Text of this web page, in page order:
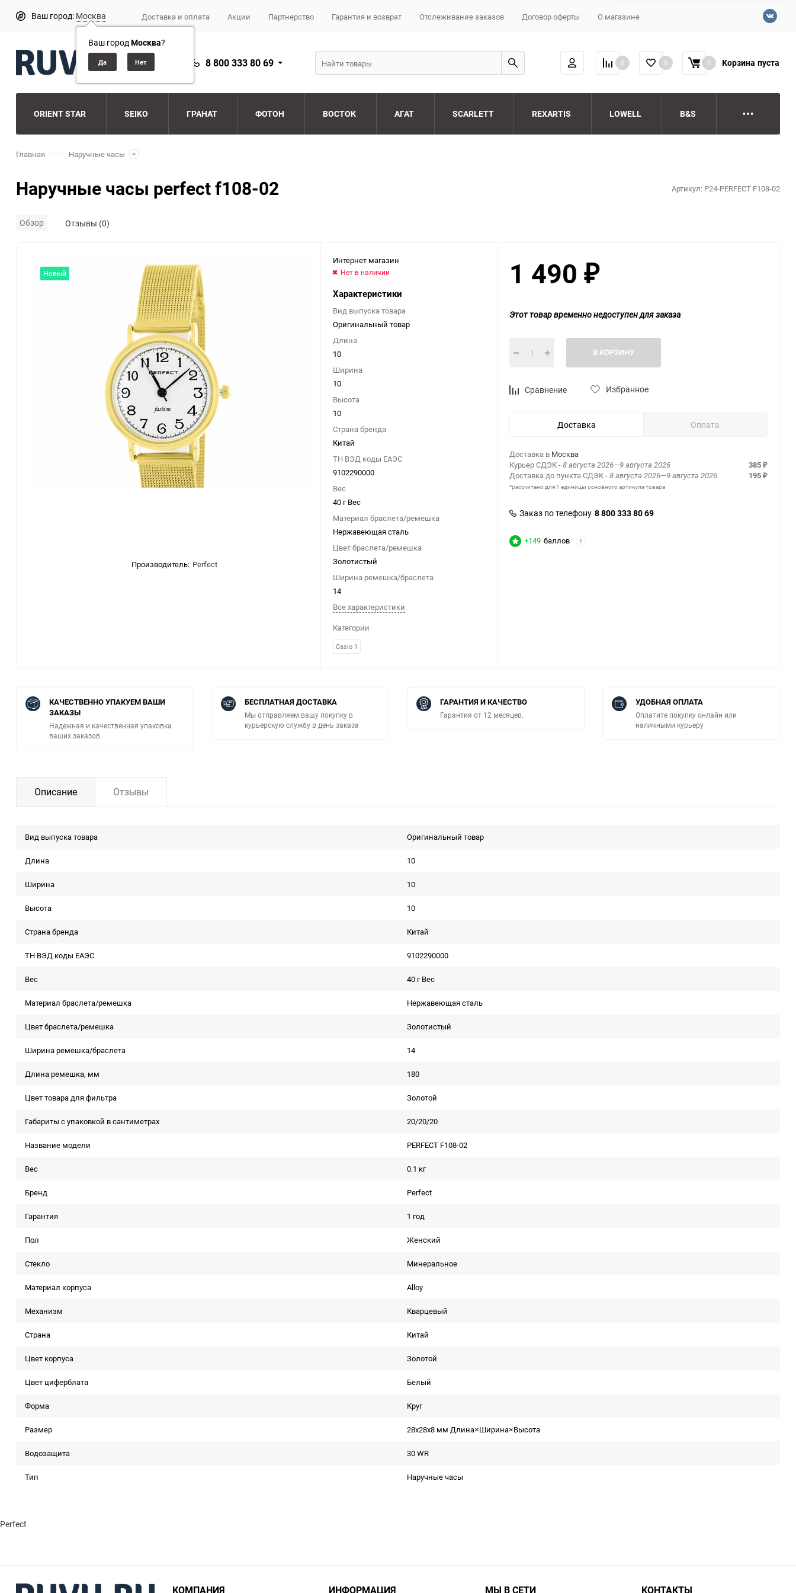
Ваш город: Москва
Ваш городМосква?
Доставка и оплата Акции Партнерство Гарантия и возврат Отслеживание заказов Договор оферты О магазине
8 800 333 80 69 0 0 0 Корзина пуста
ORIENT STAR SEIKO ГРАНАТ ФОТОН ВОСТОК АГАТ SCARLETT REXARTIS LOWELL B&S
Главная Наручные часы
Наручные часы perfect f108-02 Артикул: P24-PERFECT F108-02
Обзор Отзывы (0)
Новый
Производитель: Perfect
Интернет магазин
Нет в наличии
Характеристики
Вид выпуска товара
Оригинальный товар
Длина
10
Ширина
10
Высота
10
Страна бренда
Китай
ТН ВЭД коды ЕАЭС
9102290000
Вес
40 г Вес
Материал браслета/ремешка
Нержавеющая сталь
Цвет браслета/ремешка
Золотистый
Ширина ремешка/браслета
14
Все характеристики
Категории
Casio 1
1 490 ₽
Этот товар временно недоступен для заказа
В КОРЗИНУ
Сравнение Избранное
Доставка Оплата
Доставка в Москва
Курьер СДЭК- 8 августа 2026—9 августа 2026 385 ₽
Доставка до пункта СДЭК- 8 августа 2026—9 августа 2026 195 ₽
*рассчитано для 1 единицы основного артикула товара
Заказ по телефону 8 800 333 80 69
+149 баллов ?
КАЧЕСТВЕННО УПАКУЕМ ВАШИ
ЗАКАЗЫ
Надежная и качественная упаковка
ваших заказов.
БЕСПЛАТНАЯ ДОСТАВКА
Мы отправляем вашу покупку в
курьерскую службу в день заказа
ГАРАНТИЯ И КАЧЕСТВО
Гарантия от 12 месяцев.
УДОБНАЯ ОПЛАТА
Оплатите покупку онлайн или
наличными курьеру
Описание Отзывы
Вид выпуска товара Оригинальный товар
Длина 10
Ширина 10
Высота 10
Страна бренда Китай
ТН ВЭД коды ЕАЭС 9102290000
Вес 40 г Вес
Материал браслета/ремешка Нержавеющая сталь
Цвет браслета/ремешка Золотистый
Ширина ремешка/браслета 14
Длина ремешка, мм 180
Цвет товара для фильтра Золотой
Габариты с упаковкой в сантиметрах 20/20/20
Название модели PERFECT F108-02
Вес 0.1 кг
Бренд Perfect
Гарантия 1 год
Пол Женский
Стекло Минеральное
Материал корпуса Alloy
Механизм Кварцевый
Страна Китай
Цвет корпуса Золотой
Цвет циферблата Белый
Форма Круг
Размер 28x28x8 мм Длина×Ширина×Высота
Водозащита 30 WR
Тип Наручные часы
Perfect
КОМПАНИЯ ИНФОРМАЦИЯ МЫ В СЕТИ КОНТАКТЫ